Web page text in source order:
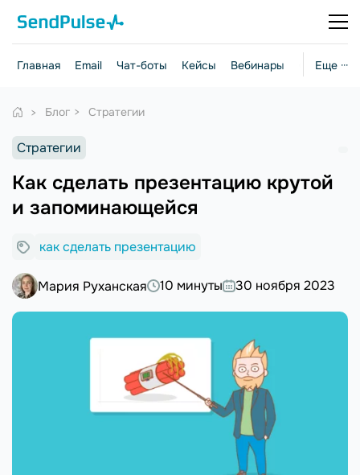
Еще ···
Главная Email Чат-боты Кейсы Вебинары Стратегии
Блог Стратегии
Стратегии
Как сделать презентацию крутой
и запоминающейся
как сделать презентацию
Мария Руханская 10 минуты 30 ноября 2023